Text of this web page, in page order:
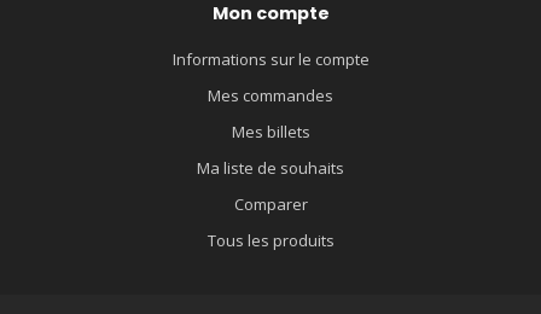
Mon compte
Informations sur le compte
Mes commandes
Mes billets
Ma liste de souhaits
Comparer
Tous les produits